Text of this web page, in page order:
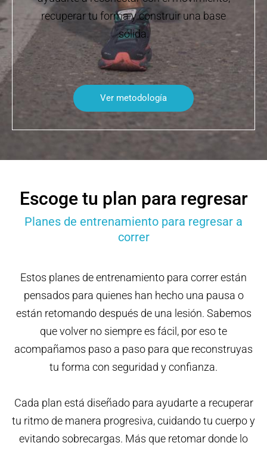
recuperar tu forma y construir una base
sólida.
Ver metodología
Escoge tu plan para regresar
Planes de entrenamiento para regresar a
correr
Estos planes de entrenamiento para correr están
pensados para quienes han hecho una pausa o
están retomando después de una lesión. Sabemos
que volver no siempre es fácil, por eso te
acompañamos paso a paso para que reconstruyas
tu forma con seguridad y confianza.
Cada plan está diseñado para ayudarte a recuperar
tu ritmo de manera progresiva, cuidando tu cuerpo y
evitando sobrecargas. Más que retomar donde lo